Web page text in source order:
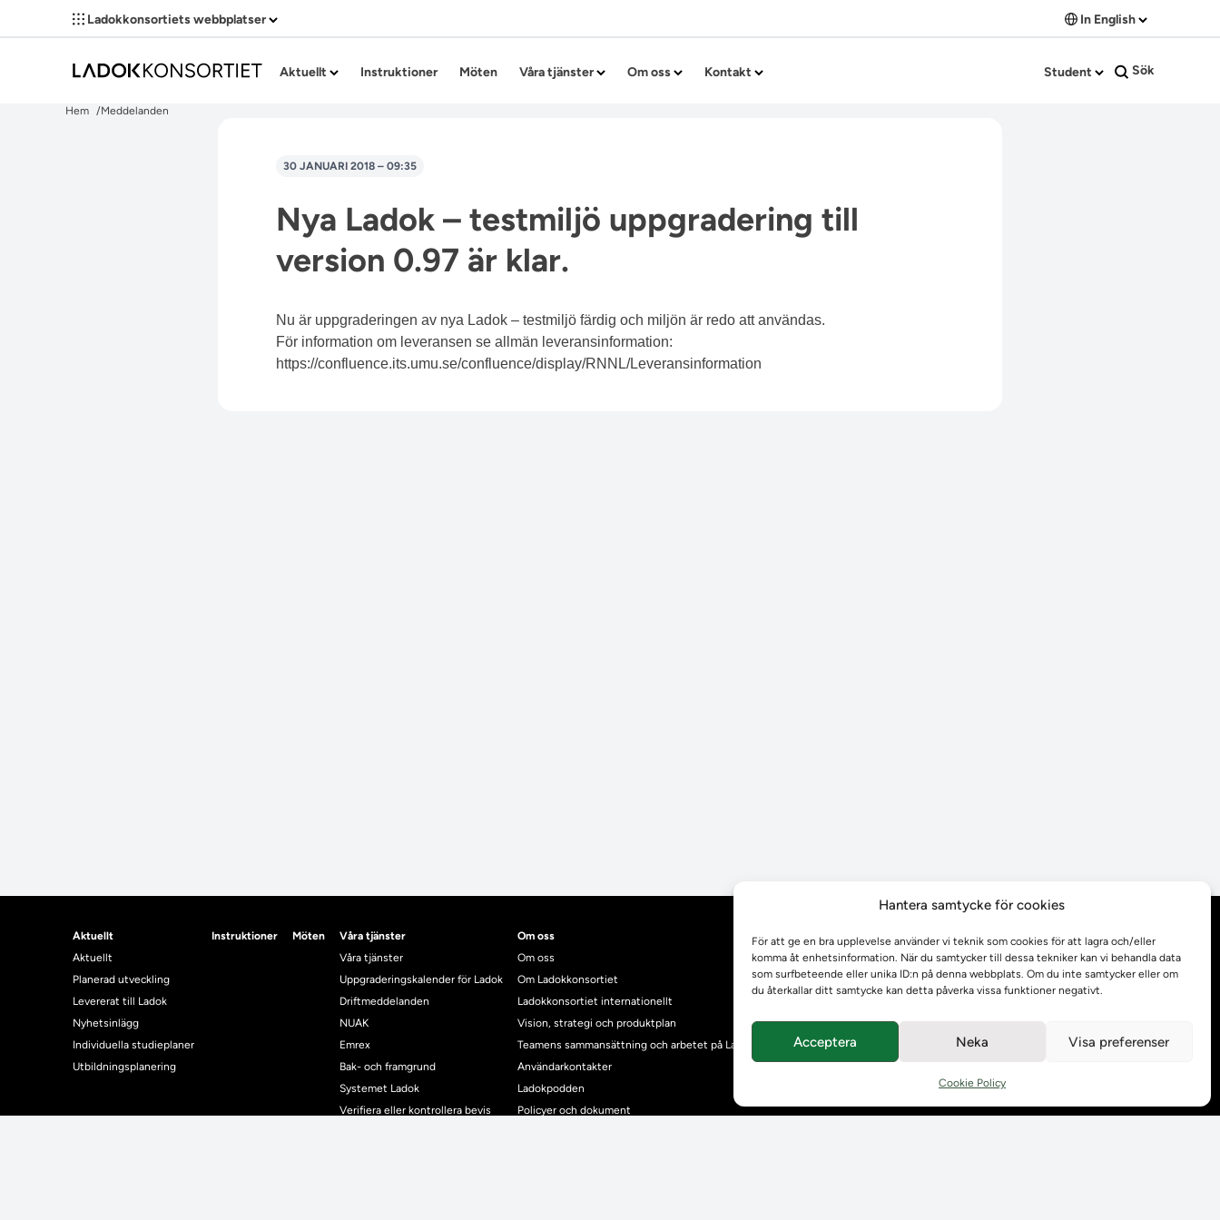
Hantera samtycke för cookies
För att ge en bra upplevelse använder vi teknik som cookies för att lagra och/eller
komma åt enhetsinformation. När du samtycker till dessa tekniker kan vi behandla data
som surfbeteende eller unika ID:n på denna webbplats. Om du inte samtycker eller om
du återkallar ditt samtycke kan detta påverka vissa funktioner negativt.
Acceptera Neka Visa preferenser
Cookie Policy
Ladokkonsortiets webbplatser In English
Aktuellt Instruktioner Möten Våra tjänster Om oss Kontakt Student Sök
Hem Meddelanden
30 JANUARI 2018 – 09:35
Nya Ladok – testmiljö uppgradering till
version 0.97 är klar.
Nu är uppgraderingen av nya Ladok – testmiljö färdig och miljön är redo att användas.
För information om leveransen se allmän leveransinformation:
https://confluence.its.umu.se/confluence/display/RNNL/Leveransinformation
Aktuellt
Aktuellt
Planerad utveckling
Levererat till Ladok
Nyhetsinlägg
Individuella studieplaner
Utbildningsplanering
Instruktioner Möten
Våra tjänster
Våra tjänster
Uppgraderingskalender för Ladok
Driftmeddelanden
NUAK
Emrex
Bak- och framgrund
Systemet Ladok
Verifiera eller kontrollera bevis
Om oss
Om oss
Om Ladokkonsortiet
Ladokkonsortiet internationellt
Vision, strategi och produktplan
Teamens sammansättning och arbetet på Ladokkonsortiet
Användarkontakter
Ladokpodden
Policyer och dokument
Behandling av
personuppgifter
Prenumerera på våra